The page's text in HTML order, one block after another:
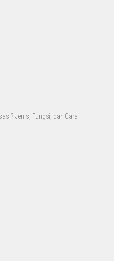
Jenis, Fungsi, dan Cara